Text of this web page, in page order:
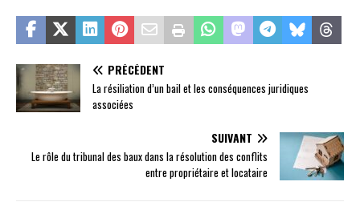
PRÉCÉDENT
La résiliation d’un bail et les conséquences juridiques
associées
SUIVANT
Le rôle du tribunal des baux dans la résolution des conflits
entre propriétaire et locataire